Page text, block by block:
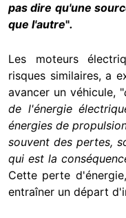
pas dire qu'une
que l'autre".
Les moteurs
risques similaires, a
avancer un véhicule, "
de l'énergie
énergies de
souvent des pertes,
qui est la
Cette perte
entraîner un départ